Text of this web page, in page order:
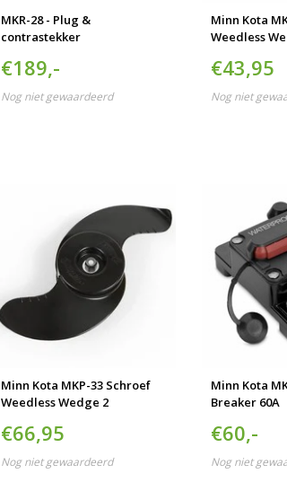
MKR-28 - Plug &
contrastekker
€189,-
Nog niet gewaardeerd
Minn Kota
Weedless
€43,95
Nog niet
Minn Kota MKP-33 Schroef
Weedless Wedge 2
€66,95
Nog niet gewaardeerd
Minn Kota
Breaker 60A
€60,-
Nog niet